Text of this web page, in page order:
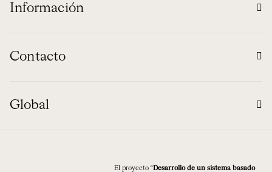
Información
Contacto
Global
El proyecto “Desarrollo de un sistema basado